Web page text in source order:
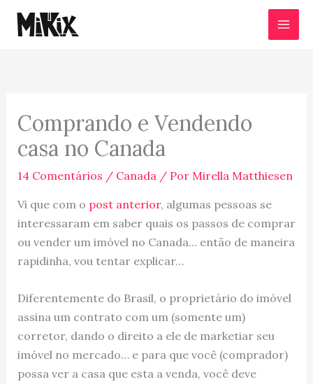
para
Comprando e Vendendo
casa no Canada
14 Comentários / Canada/ Por Mirella Matthiesen
Vi que com o post anterior, algumas pessoas se
interessaram em saber quais os passos de comprar
ou vender um imóvel no Canada… então de maneira
rapidinha, vou tentar explicar…
Diferentemente do Brasil, o proprietário do imóvel
assina um contrato com um (somente um)
corretor, dando o direito a ele de marketiar seu
imóvel no mercado… e para que você (comprador)
possa ver a casa que esta a venda, você deve